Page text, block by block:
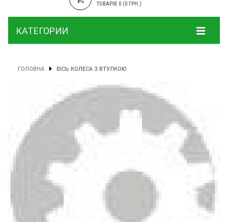
ТОВАРІВ 0 (0 ГРН.)
КАТЕГОРИИ
ГОЛОВНА ВІСЬ КОЛЕСА З ВТУЛКОЮ